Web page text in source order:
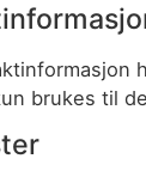
brukes til